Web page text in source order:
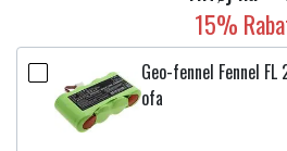
15%
Geo-fennel Fennel FL
ofa